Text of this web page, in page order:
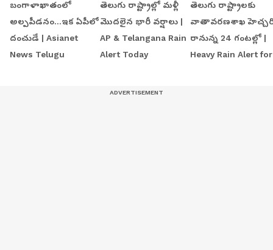
బంగాళాఖాతంలో
అల్పపీడనం...ఇక ఏపీలో
దంచుడే | Asianet
News Telugu
తెలుగు రాష్ట్రాల్లో మళ్లీ
మొదలైన భారీ వర్షాలు |
AP & Telangana Rain
Alert Today
తెలుగు రాష్ట్రాలకు
వాతావరణశాఖ
రానున్న 24 గంటల్లో |
Heavy Rain Alert for